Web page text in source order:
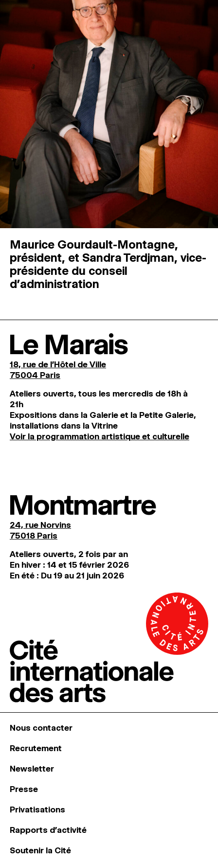
Maurice Gourdault-Montagne,
président, et Sandra Terdjman, vice-
présidente du conseil
d’administration
Le Marais
18, rue de l'Hôtel de Ville
75004 Paris
Ateliers ouverts, tous les mercredis de 18h à
21h
Expositions dans la Galerie et la Petite Galerie,
installations dans la Vitrine
Voir la programmation artistique et culturelle
Montmartre
24, rue Norvins
75018 Paris
Ateliers ouverts, 2 fois par an
En hiver : 14 et 15 février 2026
En été : Du 19 au 21 juin 2026
Nous contacter
Recrutement
Newsletter
Presse
Privatisations
Rapports d’activité
Soutenir la Cité